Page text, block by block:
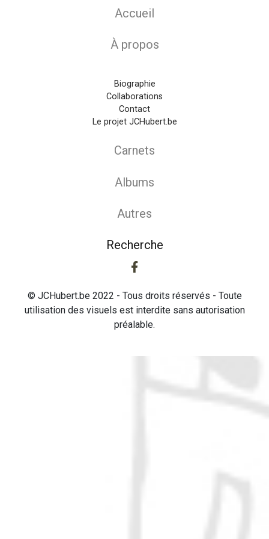
Accueil
À propos
Biographie
Collaborations
Contact
Le projet JCHubert.be
Carnets
Albums
Autres
Recherche
© JCHubert.be 2022 - Tous droits réservés - Toute
utilisation des visuels est interdite sans autorisation
préalable.